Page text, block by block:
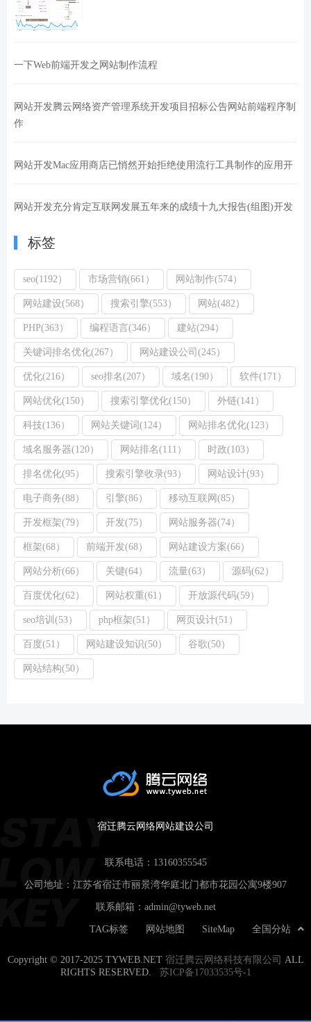
一下Web前端开发之网站制作流程
网站开发腾云网络资产管理系统开发项目招标公告网站前端程序制
作
网站开发Mac应用商店已悄然开始拒绝使用流行工具制作的应用开
网站开发充分肯定互联网发展五年来的成绩十九大报告(组图)开发
标签
seo(1192） 市场营销(661） 网站制作(574）
网站建设(568） 搜索引擎(553） 网站(482）
PHP(363） 编程语言(346） 建站(294）
关键词排名优化(267） 网站建设公司(245）
优化(216） seo排名(207） 域名(190） 软件(171）
网站优化(150） 搜索引擎优化(150） 外链(141）
科技(136） 网站关键词(124） 网站排名优化(123）
域名服务器(120） 网站排名(111） 时政(103）
排名优化(95） 搜索引擎收录(93） 网站设计(93）
电子商务(88） 引擎(86） 移动互联网(85）
开发框架(79） 开发(75） 网站服务器(74）
框架(68） 前端开发(68） 网站建设方案(66）
网站分析(66） 关键(64） 流量(63） 源码(62）
百度优化(62） 网站权重(61） 开放源代码(59）
seo培训(53） php框架(51） 网页设计(51）
百度(51） 网站建设知识(50） 谷歌(50）
网站结构(50）
宿迁腾云网络网站建设公司
联系电话： 13160355545
公司地址：江苏省宿迁市丽景湾华庭北门都市花园公寓9楼907
联系邮箱： admin@tyweb.net
全国分站
SiteMap
网站地图
TAG标签
Copyright © 2017-2025 TYWEB.NET 宿迁腾云网络科技有限公司
ALL
RIGHTS RESERVED. 苏ICP备17033535号-1